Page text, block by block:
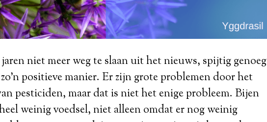
niet meer weg te slaan uit het nieuws, spijtig genoeg
positieve manier. Er zijn grote problemen door het
pesticiden, maar dat is niet het enige probleem. Bijen
weinig voedsel, niet alleen omdat er nog weinig